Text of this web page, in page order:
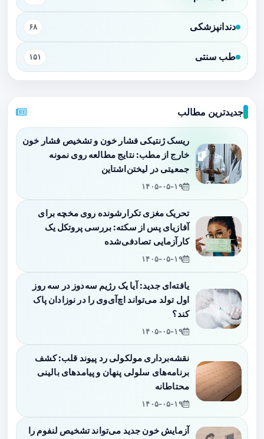
دندانپزشکی ۶۸
طب سنتی ۱۵۱
جدیدترین مطالب
ریسک ژنتیکی فشار خون و تشخیص فشار خون
خارج از مطب: نتایج مطالعه روی نمونه
جمعیتی در لیختن‌اشتاین
۱۴۰۵-۰۵-۱۹
تحریک مغزی تکرارشونده روی مخچه برای
آفازیای پس از سکته: بررسی پروتکل یک
کارآزمایی تصادفی‌شده
۱۴۰۵-۰۵-۱۹
یافته‌ای جدید: آیا یک رژیم سه‌دوز در سه روز
اول تولد می‌تواند اچ‌آی‌وی را در نوزادان پاک
کند؟
۱۴۰۵-۰۵-۱۹
نقشه‌برداری مولکولی رد پیوند قلب: کشف
برنامه‌های سلولی پنهان و پیامدهای بالینی
محتاطانه
۱۴۰۵-۰۵-۱۹
آزمایش خون جدید می‌تواند تشخیص لنفوم را